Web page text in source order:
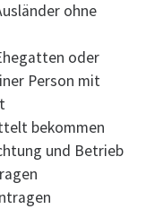
ohne
oder
Person mit
bekommen
und Betrieb